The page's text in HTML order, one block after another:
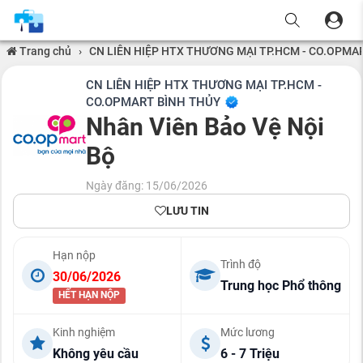
Trang chủ › CN LIÊN HIỆP HTX THƯƠNG MẠI TP.HCM -
CN LIÊN HIỆP HTX THƯƠNG MẠI TP.HCM -
CO.OPMART BÌNH THỦY
Nhân Viên Bảo Vệ Nội
Bộ
Ngày đăng: 15/06/2026
LƯU TIN
Hạn nộp
30/06/2026
HẾT HẠN NỘP
Trình độ
Trung học Phổ thông
Kinh nghiệm
Không yêu cầu
Mức lương
6 - 7 Triệu